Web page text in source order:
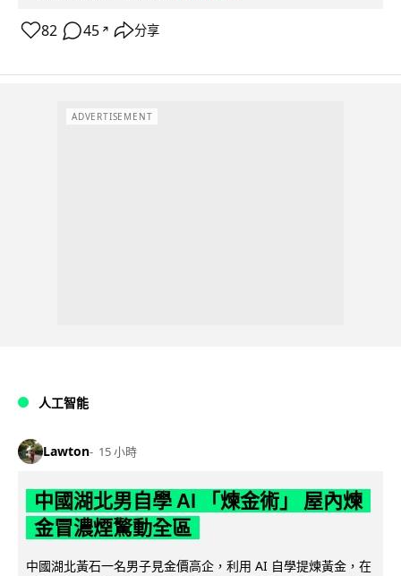
82 45 ↗ 分享
ADVERTISEMENT
人工智能
Lawton 15 小時
中國湖北男自學 AI 「煉金術」 屋內煉
金冒濃煙驚動全區
中國湖北黃石一名男子見金價高企，利用 AI 自學提煉黃金，在